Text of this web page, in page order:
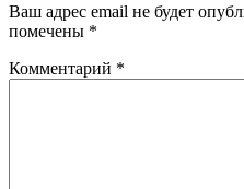
Ваш адрес email не будет
помечены *
Комментарий *